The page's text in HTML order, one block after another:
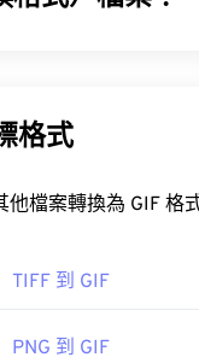
器，例如Adobe
現在廣告、社群媒
這使其比其他圖像
格式
FreeConvert.com 可以將您的其他檔案轉
TIFF 到 GIF
PNG 到 GIF